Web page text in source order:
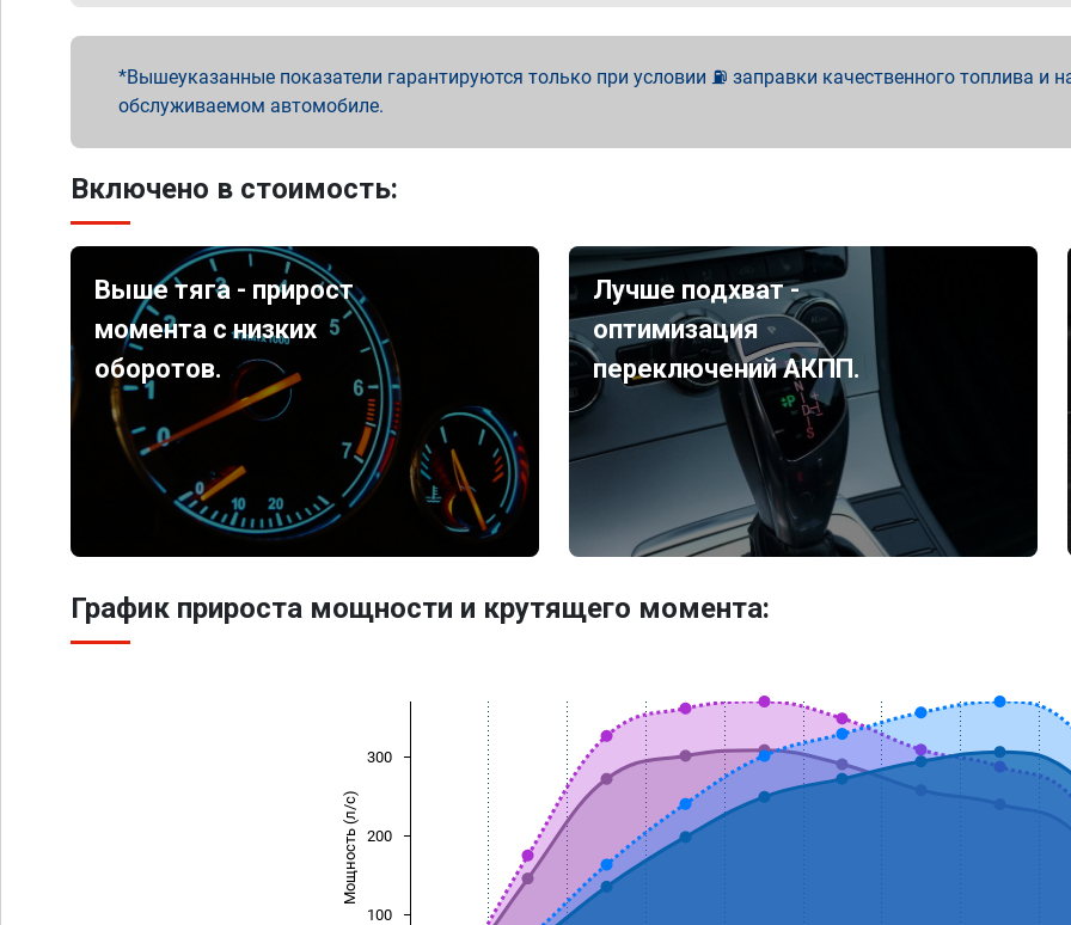
Вышеуказанные показатели гарантируются только при условии ⛽ заправки качественного топлива и
обслуживаемом автомобиле.
Включено в стоимость:
Выше тяга - прирост
момента с низких
оборотов.
Лучше подхват -
оптимизация
переключений АКПП.
График прироста мощности и крутящего момента:
Мощность (л/с)
100
200
300